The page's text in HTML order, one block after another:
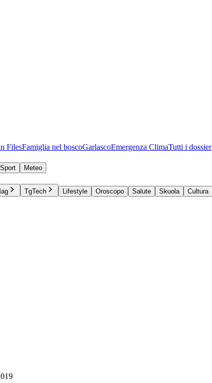
FilesFamiglia nel boscoGarlascoEmergenza ClimaTutti i dossier
Sport
Meteo
TgTech Lifestyle Oroscopo Salute Skuola Cultura